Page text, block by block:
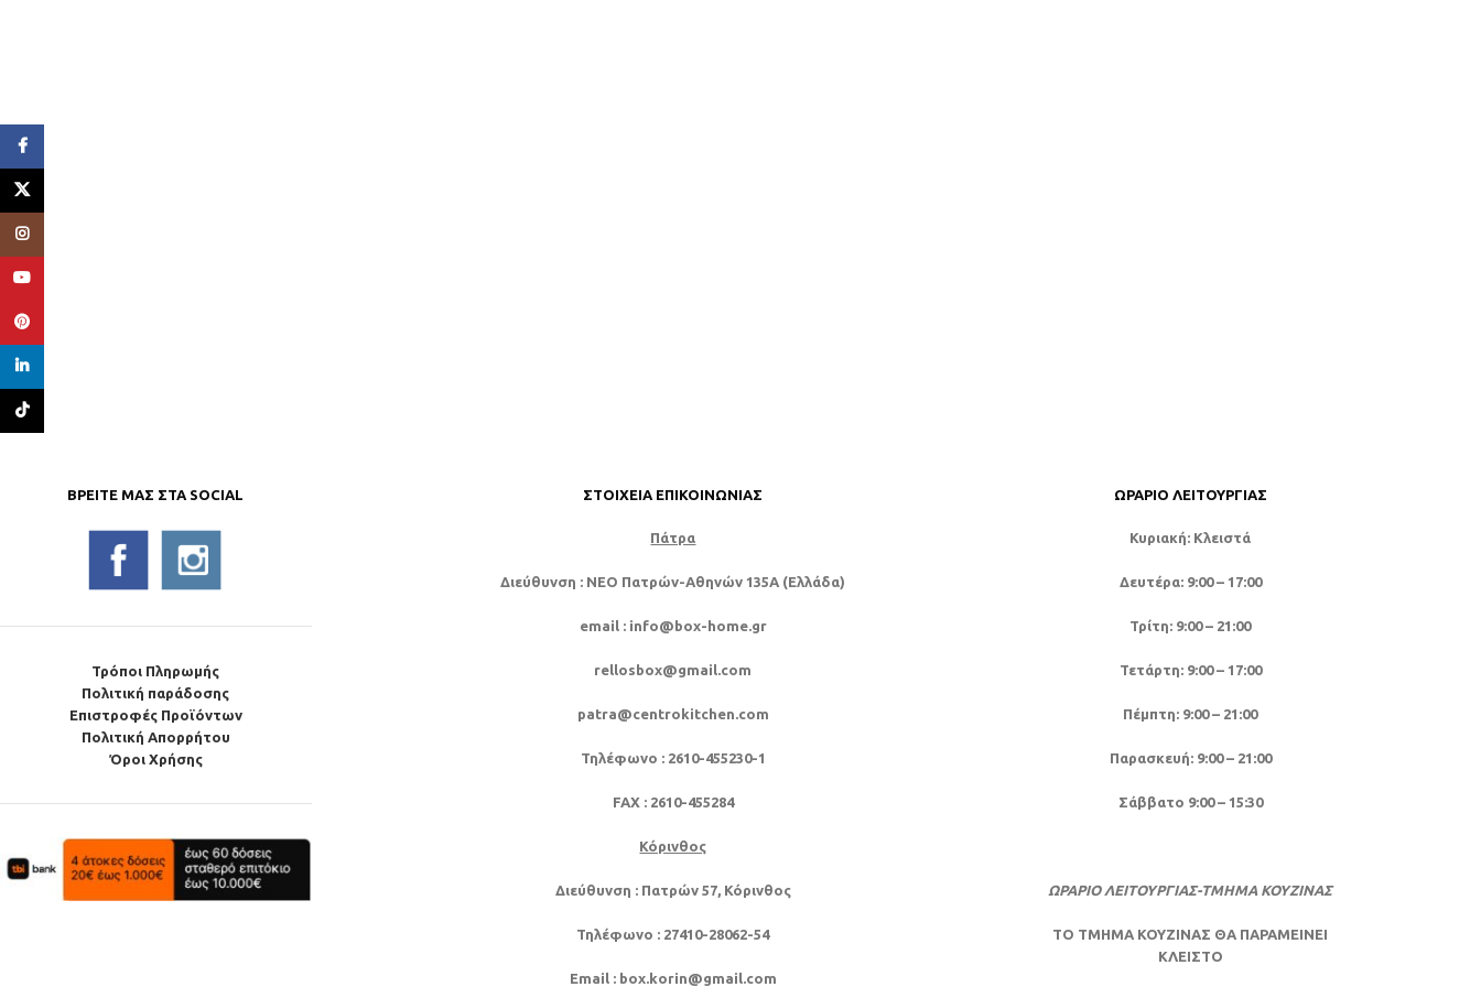
ΒΡΕΊΤΕ ΜΑΣ ΣΤΑ SOCIAL
Τρόποι Πληρωμής
Πολιτική παράδοσης
Επιστροφές Προϊόντων
Πολιτική Απορρήτου
Όροι Χρήσης
ΣΤΟΙΧΕΊΑ ΕΠΙΚΟΙΝΩΝΊΑΣ
Πάτρα
Διεύθυνση : NEO Πατρών-Αθηνών 135Α (Ελλάδα)
email : info@box-home.gr
rellosbox@gmail.com
patra@centrokitchen.com
Τηλέφωνο : 2610-455230-1
FAX: 2610-455284
Κόρινθος
Διεύθυνση : Πατρών 57, Κόρινθος
Τηλέφωνο : 27410-28062-54
Email : box.korin@gmail.com
ΩΡΆΡΙΟ ΛΕΙΤΟΥΡΓΊΑΣ
Κυριακή: Κλειστά
Δευτέρα: 9:00 – 17:00
Τρίτη: 9:00 – 21:00
Τετάρτη: 9:00 – 17:00
Πέμπτη: 9:00 – 21:00
Παρασκευή: 9:00 – 21:00
Σάββατο 9:00 – 15:30
ΩΡΑΡΙΟ ΛΕΙΤΟΥΡΓΙΑΣ-ΤΜΗΜΑ ΚΟΥΖΙΝΑΣ
ΤΟ ΤΜΗΜΑ ΚΟΥΖΙΝΑΣ ΘΑ ΠΑΡΑΜΕΙΝΕΙ
ΚΛΕΙΣΤΟ